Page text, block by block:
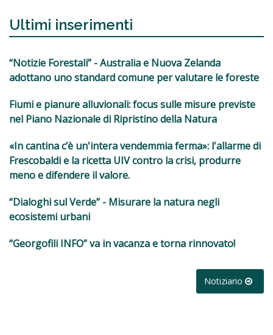
Ultimi inserimenti
“Notizie Forestali” - Australia e Nuova Zelanda
adottano uno standard comune per valutare le foreste
Fiumi e pianure alluvionali: focus sulle misure previste
nel Piano Nazionale di Ripristino della Natura
«In cantina c’è un'intera vendemmia ferma»: l'allarme di
Frescobaldi e la ricetta UIV contro la crisi, produrre
meno e difendere il valore.
“Dialoghi sul Verde” - Misurare la natura negli
ecosistemi urbani
“Georgofili INFO” va in vacanza e torna rinnovato!
Notiziario